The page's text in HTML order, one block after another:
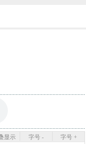
字号 +
字号 -
显示